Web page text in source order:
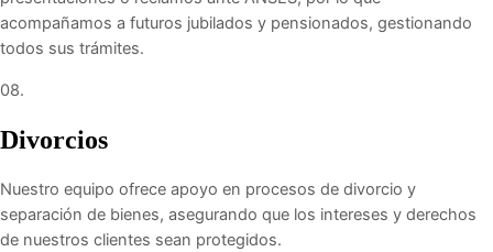
acompañamos a futuros jubilados y pensionados, gestionando
todos sus trámites.
08.
Divorcios
Nuestro equipo ofrece apoyo en procesos de divorcio y
separación de bienes, asegurando que los intereses y derechos
de nuestros clientes sean protegidos.